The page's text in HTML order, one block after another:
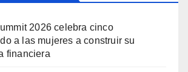
2026 celebra cinco
a las mujeres a construir su
financiera